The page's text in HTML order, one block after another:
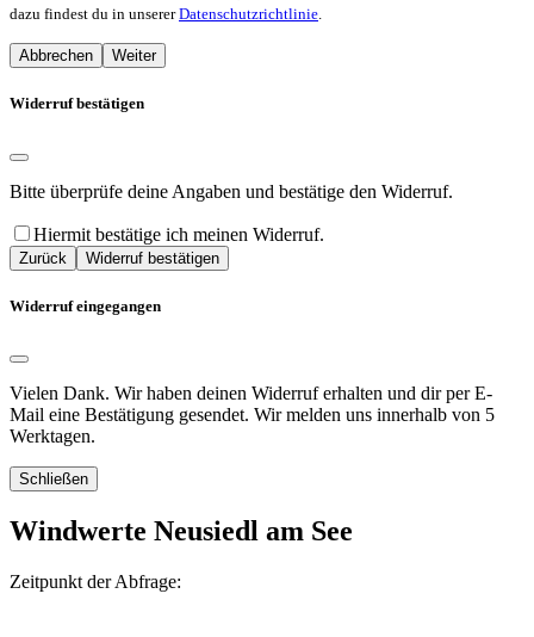
dazu findest du in unsererDatenschutzrichtlinie.
Abbrechen Weiter
Widerruf bestätigen
Bitte überprüfe deine Angaben und bestätige den Widerruf.
Hiermit bestätige ich meinen Widerruf.
Zurück Widerruf bestätigen
Widerruf eingegangen
Vielen Dank. Wir haben deinen Widerruf erhalten und dir per E-
Mail eine Bestätigung gesendet. Wir melden uns innerhalb von 5
Werktagen.
Schließen
Windwerte Neusiedl am See
Zeitpunkt der Abfrage: